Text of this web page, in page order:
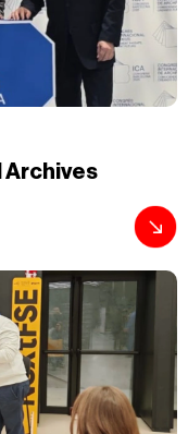
Archives